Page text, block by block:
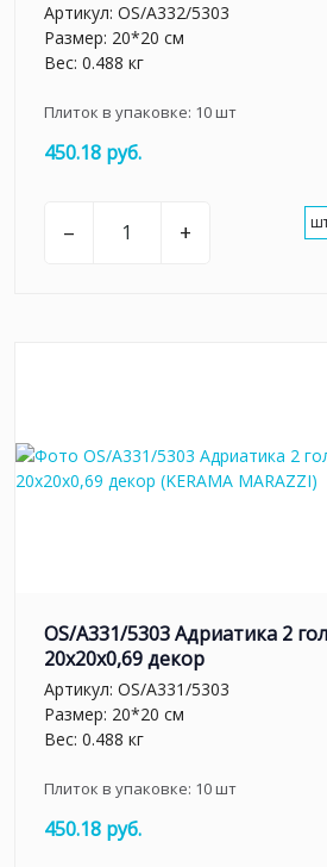
Артикул: OS/A332/5303
Размер: 20*20 см
Вес: 0.488 кг
Плиток в упаковке: 10шт
450.18 руб.
– +
OS/A331/5303 Адриатика 2
20x20x0,69 декор
Артикул: OS/A331/5303
Размер: 20*20 см
Вес: 0.488 кг
Плиток в упаковке: 10шт
450.18 руб.